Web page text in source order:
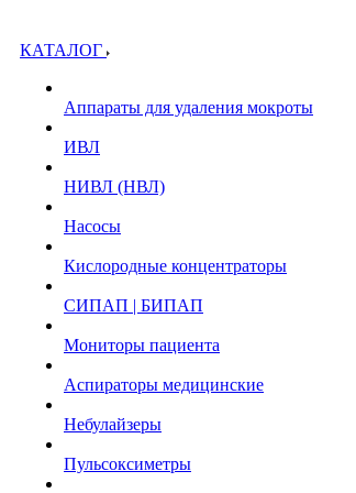
КАТАЛОГ
Аппараты для удаления мокроты
ИВЛ
НИВЛ (НВЛ)
Насосы
Кислородные концентраторы
СИПАП | БИПАП
Мониторы пациента
Аспираторы медицинские
Небулайзеры
Пульсоксиметры